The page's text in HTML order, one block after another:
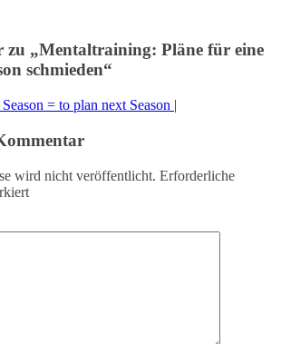
zu „Mentaltraining: Pläne für eine
schmieden“
= to plan next Season |
wird nicht veröffentlicht. Erforderliche